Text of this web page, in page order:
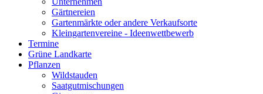
Gärtnereien
Gartenmärkte oder andere Verkaufsorte
Kleingartenvereine - Ideenwettbewerb
Termine
Grüne Landkarte
Pflanzen
Wildstauden
Saatgutmischungen